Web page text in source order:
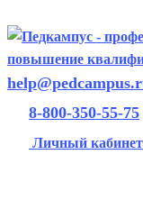
8-800-350-55-75
Личный кабинет